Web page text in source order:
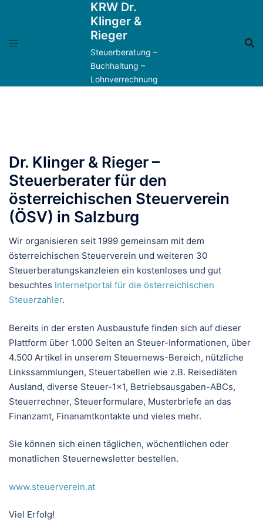
KRW Dr.
Klinger &
Rieger
Steuerberatung –
Buchhaltung –
Lohnverrechnung
Dr. Klinger & Rieger –
Steuerberater für den
österreichischen Steuerverein
(ÖSV) in Salzburg
Wir organisieren seit 1999 gemeinsam mit dem
österreichischen Steuerverein und weiteren 30
Steuerberatungskanzleien ein kostenloses und gut
besuchtes Internetportal für die österreichischen
Steuerzahler.
Bereits in der ersten Ausbaustufe finden sich auf dieser
Plattform über 1.000 Seiten an Steuer-Informationen, über
4.500 Artikel in unserem Steuernews-Bereich, nützliche
Linkssammlungen, Steuertabellen wie z.B. Reisediäten
Ausland, diverse Steuer-1×1, Betriebsausgaben-ABCs,
Steuerrechner, Steuerformulare, Musterbriefe an das
Finanzamt, Finanamtkontakte und vieles mehr.
Sie können sich einen täglichen, wöchentlichen oder
monatlichen Steuernewsletter bestellen.
www.steuerverein.at
Viel Erfolg!